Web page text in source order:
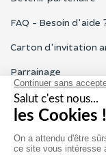
FAQ - Besoin d'aide
Carton d'invitation
Parrainage
Tous les avis
Particuliers,